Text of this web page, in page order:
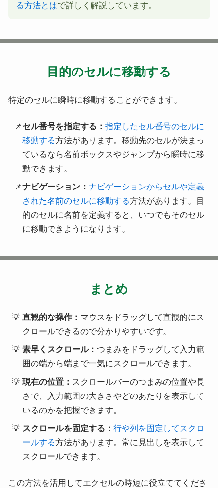
る方法とはで詳しく解説しています。
目的のセルに移動する
特定のセルに瞬時に移動することができます。
セル番号を指定する：指定したセル番号のセルに
移動する方法があります。移動先のセルが決まっ
ているなら名前ボックスやジャンプから瞬時に移
動できます。
ナビゲーション：ナビゲーションからセルや定義
された名前のセルに移動する方法があります。目
的のセルに名前を定義すると、いつでもそのセル
に移動できようになります。
まとめ
直観的な操作： マウスをドラッグして直観的にス
クロールできるので分かりやすいです。
素早くスクロール：つまみをドラッグして入力範
囲の端から端まで一気にスクロールできます。
現在の位置： スクロールバーのつまみの位置や長
さで、入力範囲の大きさやどのあたりを表示して
いるのかを把握できます。
スクロールを固定する：行や列を固定してスクロ
ールする方法があります。常に見出しを表示して
スクロールできます。
この方法を活用してエクセルの時短に役立ててくださ